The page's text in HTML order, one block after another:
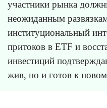
участники рынка
неожиданным
институциональный
притоков в ETF и
инвестиций
жив, но и готов к